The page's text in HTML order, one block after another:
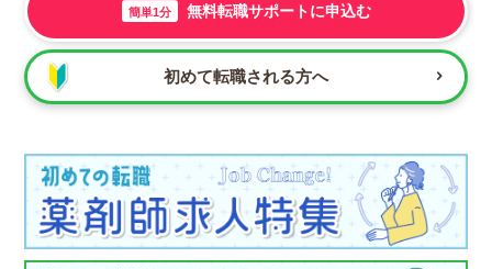
簡単1分 無料転職サポートに申込む
初めて転職される方へ